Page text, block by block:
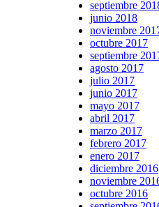
septiembre
junio 2018
noviembre
octubre 2017
septiembre
agosto 2017
julio 2017
junio 2017
mayo 2017
abril 2017
marzo 2017
febrero 2017
enero 2017
diciembre 2016
noviembre
octubre 2016